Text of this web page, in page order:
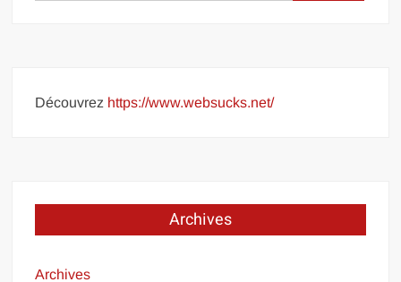
Découvrez https://www.websucks.net/
Archives
Archives